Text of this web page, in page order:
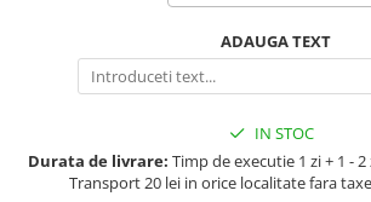
ADAUGA TEXT
IN STOC
Durata de livrare: Timp de executie 1 zi + 1 -
Transport 20 lei in orice localitate fara